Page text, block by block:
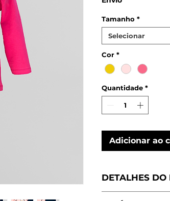
Tamanho *
Selecionar
Cor *
Quantidade *
Adicionar ao
DETALHES DO